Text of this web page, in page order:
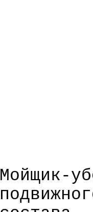
Мойщик-